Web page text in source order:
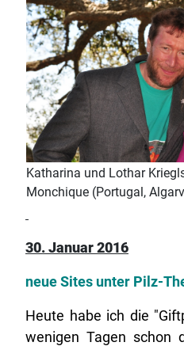
Katharina und Lothar
Monchique (Portugal,
30. Januar 2016
neue Sites unter Pilz-
Heute habe ich die
wenigen Tagen schon